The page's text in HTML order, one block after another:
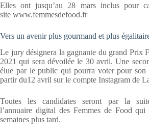
Elles ont jusqu’au 28 mars inclus pour
site www.femmesdefood.fr
Vers un avenir plus gourmand et plus
Le jury désignera la gagnante du grand Prix
2021 qui sera dévoilée le 30 avril. Une
élue par le public qui pourra voter pour
partir du12 avril sur le compte Instagram de
Toutes les candidates seront par la
l’annuaire digital des Femmes de Food qui
semaines plus tard.